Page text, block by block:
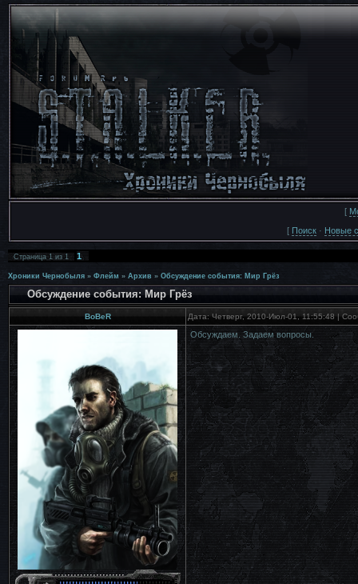
[
[ Поиск · Новые
Страница1из1 1
Хроники Чернобыля » Флейм » Архив » Обсуждение события: Мир Грёз
Обсуждение события: Мир Грёз
BoBeR Дата: Четверг, 2010-Июл-01, 11:55:48 |
Обсуждаем. Задаем вопросы.